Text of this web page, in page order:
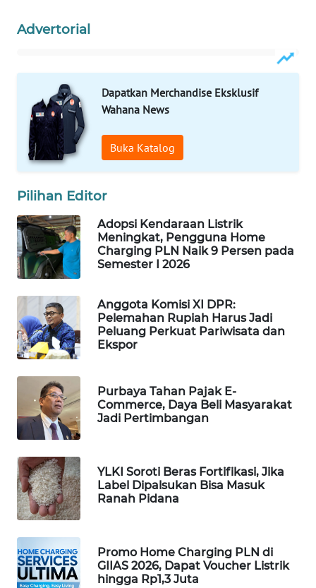
Advertorial
Dapatkan Merchandise Eksklusif
Wahana News
Buka Katalog
Pilihan Editor
Adopsi Kendaraan Listrik
Meningkat, Pengguna Home
Charging PLN Naik 9 Persen pada
Semester I 2026
Anggota Komisi XI DPR:
Pelemahan Rupiah Harus Jadi
Peluang Perkuat Pariwisata dan
Ekspor
Purbaya Tahan Pajak E-
Commerce, Daya Beli Masyarakat
Jadi Pertimbangan
YLKI Soroti Beras Fortifikasi, Jika
Label Dipalsukan Bisa Masuk
Ranah Pidana
Promo Home Charging PLN di
GIIAS 2026, Dapat Voucher Listrik
hingga Rp1,3 Juta
WAHANA
SELEB
WAHANA
PERSONA
OTOMOTIF
WAHANA
HEALTH
DESA
WISATA
LAPAK
Wahana
Network
KONSUMEN
LISTRIK
MASYARAKAT
KELISTRIKAN
WALINKI
ID